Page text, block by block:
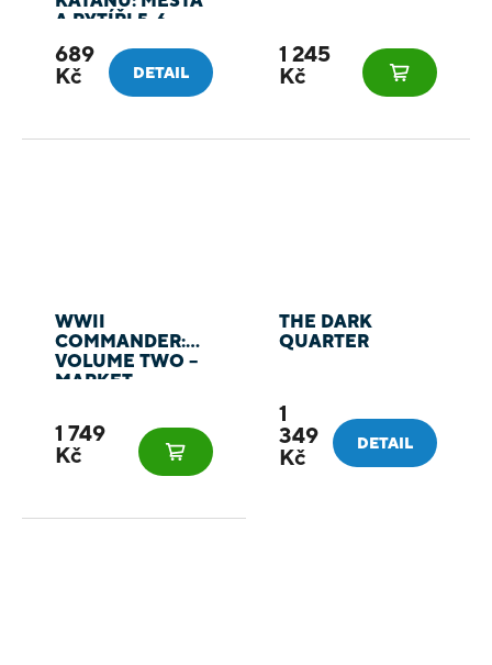
A RYTÍŘI 5-6
689
Kč
DETAIL
1 245
Kč
WWII
COMMANDER:
VOLUME TWO –
MARKET-
1 749
Kč
THE DARK
QUARTER
1
349
Kč
DETAIL